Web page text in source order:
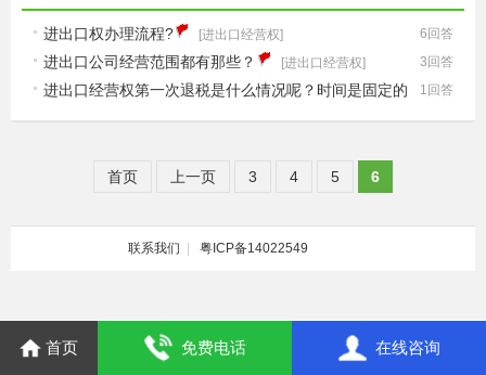
6回答
进出口权办理流程?
[进出口经营权]
3回答
进出口公司经营范围都有那些？
[进出口经营权]
1回答
进出口经营权第一次退税是什么情况呢？时间是固定的
吗...
[进出口经营权]
首页 上一页 3 4 5 6
首页 免费电话 在线咨询
联系我们 粤ICP备14022549